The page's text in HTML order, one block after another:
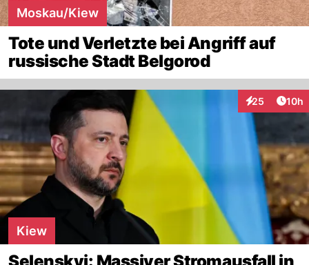
Moskau/Kiew
Tote und Verletzte bei Angriff auf
russische Stadt Belgorod
25
Interaktionen
10h
Kiew